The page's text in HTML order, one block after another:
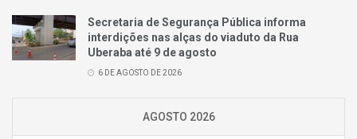
Secretaria de Segurança Pública informa
interdições nas alças do viaduto da Rua
Uberaba até 9 de agosto
6 DE AGOSTO DE 2026
AGOSTO 2026